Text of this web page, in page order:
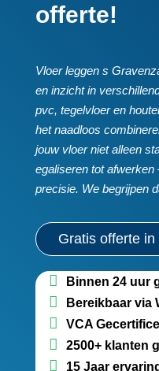
offerte!
Vloer leggen s
en inzicht in
pvc, tegelvloer en
het naadloos
jouw vloer niet alleen
egaliseren tot afwerken
precisie.​ We begrijpen
Gratis offerte in
Binnen 24 uur
Bereikbaar via
VCA
2500+ klanten
15 Jaar